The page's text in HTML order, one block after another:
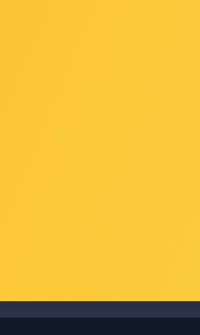
27,00 €